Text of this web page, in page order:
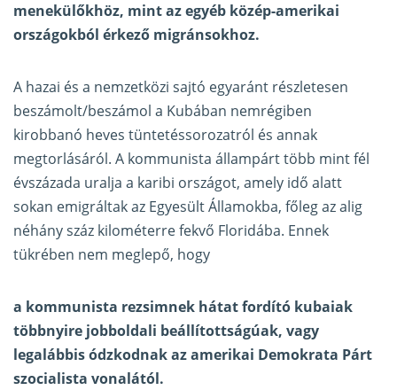
menekülőkhöz, mint az egyéb közép-amerikai
országokból érkező migránsokhoz.
A hazai és a nemzetközi sajtó egyaránt részletesen
beszámolt/beszámol a Kubában nemrégiben
kirobbanó heves tüntetéssorozatról és annak
megtorlásáról. A kommunista állampárt több mint fél
évszázada uralja a karibi országot, amely idő alatt
sokan emigráltak az Egyesült Államokba, főleg az alig
néhány száz kilométerre fekvő Floridába. Ennek
tükrében nem meglepő, hogy
a kommunista rezsimnek hátat fordító kubaiak
többnyire jobboldali beállítottságúak, vagy
legalábbis ódzkodnak az amerikai Demokrata Párt
szocialista vonalától.